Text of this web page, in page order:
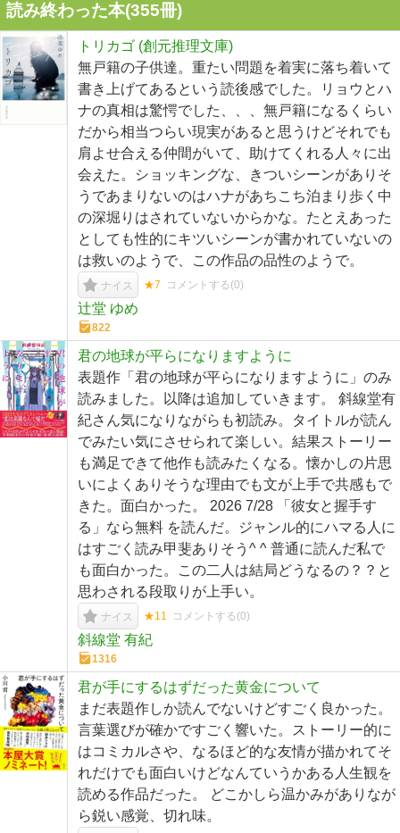
読み終わった本(355冊)
トリカゴ (創元推理文庫)
無戸籍の子供達。重たい問題を着実に落ち着いて
書き上げてあるという読後感でした。リョウとハ
ナの真相は驚愕でした、、、無戸籍になるくらい
だから相当つらい現実があると思うけどそれでも
肩よせ合える仲間がいて、助けてくれる人々に出
会えた。ショッキングな、きついシーンがありそ
うであまりないのはハナがあちこち泊まり歩く中
の深堀りはされていないからかな。たとえあった
としても性的にキツいシーンが書かれていないの
は救いのようで、この作品の品性のようで。
ナイス ★7 コメントする(0)
辻堂 ゆめ
822
君の地球が平らになりますように
表題作「君の地球が平らになりますように」のみ
読みました。以降は追加していきます。 斜線堂有
紀さん気になりながらも初読み。タイトルが読ん
でみたい気にさせられて楽しい。結果ストーリー
も満足できて他作も読みたくなる。懐かしの片思
いによくありそうな理由でも文が上手で共感もで
きた。面白かった。 2026 7/28 「彼女と握手す
る」なら無料 を読んだ。ジャンル的にハマる人に
はすごく読み甲斐ありそう^ ^ 普通に読んだ私で
も面白かった。この二人は結局どうなるの？？と
思わされる段取りが上手い。
ナイス ★11 コメントする(0)
斜線堂 有紀
1316
君が手にするはずだった黄金について
まだ表題作しか読んでないけどすごく良かった。
言葉選びが確かですごく響いた。ストーリー的に
はコミカルさや、なるほど的な友情が描かれてそ
れだけでも面白いけどなんていうかある人生観を
読める作品だった。 どこかしら温かみがありなが
ら鋭い感覚、切れ味。